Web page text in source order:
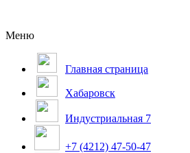
Меню
Главная страница
Хабаровск
Индустриальная 7
+7 (4212) 47-50-47